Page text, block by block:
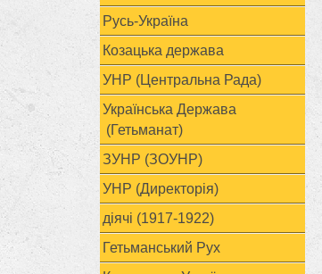
Русь-Україна
Козацька держава
УНР (Центральна Рада)
Українська Держава
(Гетьманат)
ЗУНР (ЗОУНР)
УНР (Директорія)
діячі (1917-1922)
Гетьманський Рух